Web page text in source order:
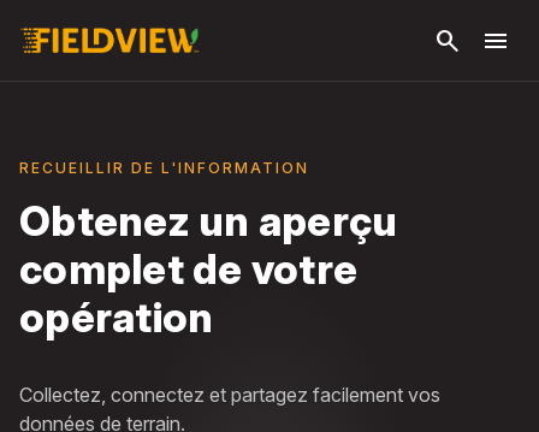
search menu
RECUEILLIR DE L'INFORMATION
Obtenez un aperçu
complet de votre
opération
Collectez, connectez et partagez facilement vos
données de terrain.